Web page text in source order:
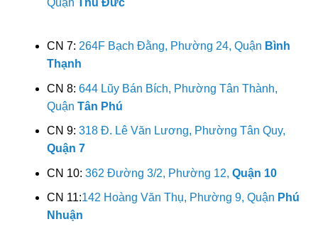
Quận Thủ Đức
CN 7: 264F Bạch Đằng, Phường 24, Quận Bình
Thạnh
CN 8: 644 Lũy Bán Bích, Phường Tân Thành,
Quận Tân Phú
CN 9: 318 Đ. Lê Văn Lương, Phường Tân Quy,
Quận 7
CN 10: 362 Đường 3/2, Phường 12, Quận 10
CN 11:142 Hoàng Văn Thụ, Phường 9, Quận Phú
Nhuận